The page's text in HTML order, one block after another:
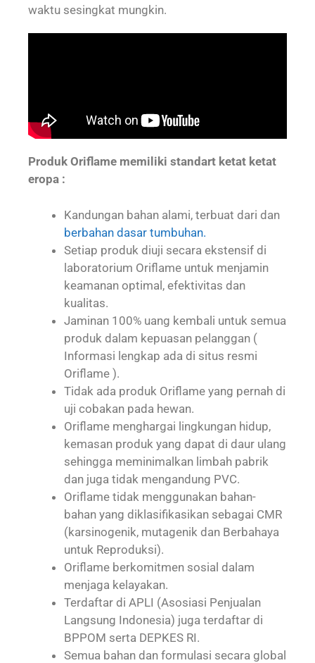
waktu sesingkat mungkin.
Produk Oriflame memiliki standart ketat ketat
eropa :
Kandungan bahan alami, terbuat dari dan
berbahan dasar tumbuhan.
Setiap produk diuji secara ekstensif di
laboratorium Oriflame untuk menjamin
keamanan optimal, efektivitas dan
kualitas.
Jaminan 100% uang kembali untuk semua
produk dalam kepuasan pelanggan (
Informasi lengkap ada di situs resmi
Oriflame ).
Tidak ada produk Oriflame yang pernah di
uji cobakan pada hewan.
Oriflame menghargai lingkungan hidup,
kemasan produk yang dapat di daur ulang
sehingga meminimalkan limbah pabrik
dan juga tidak mengandung PVC.
Oriflame tidak menggunakan bahan-
bahan yang diklasifikasikan sebagai CMR
(karsinogenik, mutagenik dan Berbahaya
untuk Reproduksi).
Oriflame berkomitmen sosial dalam
menjaga kelayakan.
Terdaftar di APLI (Asosiasi Penjualan
Langsung Indonesia) juga terdaftar di
BPPOM serta DEPKES RI.
Semua bahan dan formulasi secara global